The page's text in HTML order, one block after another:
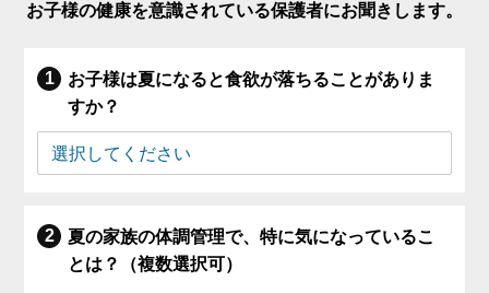
お子様の健康を意識されている保護者にお聞きします。
お子様は夏になると食欲が落ちることがありま
すか？
夏の家族の体調管理で、特に気になっているこ
とは？（複数選択可）